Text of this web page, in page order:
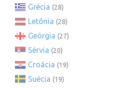
Grécia (28)
Letônia (28)
Geórgia (27)
Sérvia (20)
Croácia (19)
Suécia (19)